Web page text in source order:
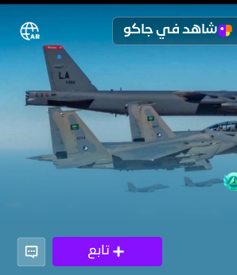
شاهد في جاكو
تابع